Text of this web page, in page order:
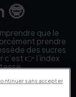
🤓
que le
prendre
des sucres
👉 l’index
sont des
sans accepter